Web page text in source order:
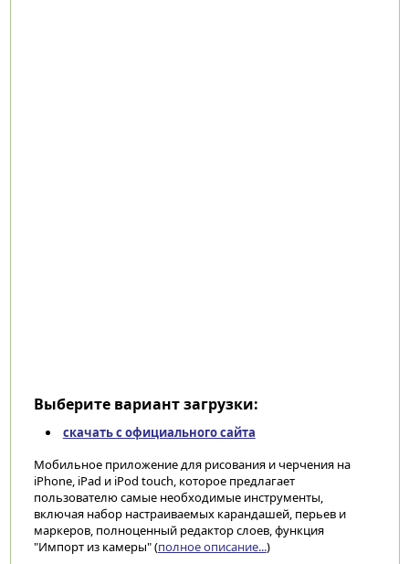
Выберите вариант загрузки:
скачать с официального сайта
Мобильное приложение для рисования и черчения на
iPhone, iPad и iPod touch, которое предлагает
пользователю самые необходимые инструменты,
включая набор настраиваемых карандашей, перьев и
маркеров, полноценный редактор слоев, функция
"Импорт из камеры" (полное описание...)